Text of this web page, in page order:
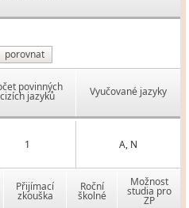
porovnat
povinných
cizích jazyků Vyučované jazyky
1 A, N
Přijímací
zkouška
Roční
školné
Možnost
studia pro
ZP